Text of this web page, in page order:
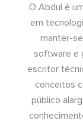
O Abdul é
em
manter-
software e
escritor
conceitos
público